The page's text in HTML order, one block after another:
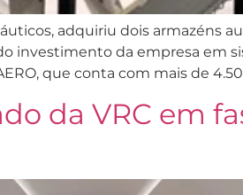
adquiriu dois armazéns
investimento da empresa em
que conta com mais de
da VRC em